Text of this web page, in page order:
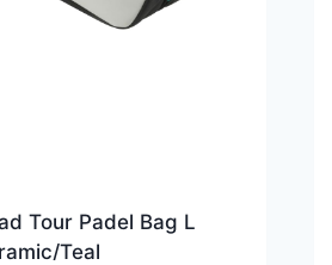
Tour Padel Bag L
Teal